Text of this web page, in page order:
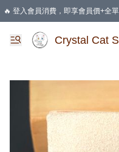
🔥 登入會員消費，即享會員價+全
🛍️ 購物滿HKD 400 即享免運費優惠
Crystal Cat